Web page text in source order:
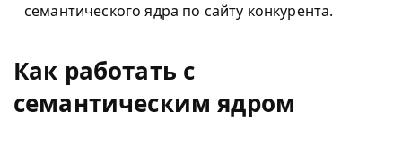
семантического ядра по сайту конкурента.
Как работать с
семантическим ядром